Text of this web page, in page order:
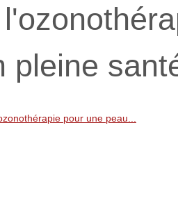
pleine
pour une peau...